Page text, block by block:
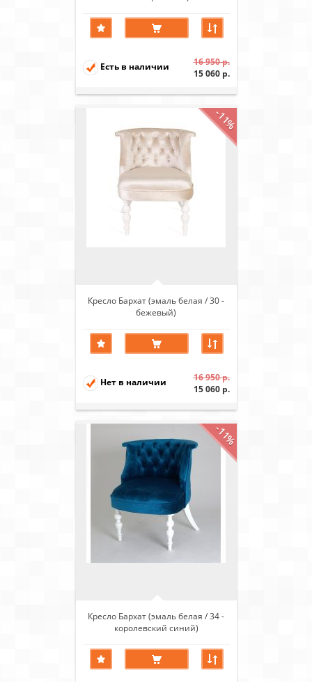
Есть в наличии
16 950 р.
15 060 р.
-11%
Кресло Бархат (эмаль белая / 30 -
бежевый)
Нет в наличии
16 950 р.
15 060 р.
-11%
Кресло Бархат (эмаль белая / 34 -
королевский синий)